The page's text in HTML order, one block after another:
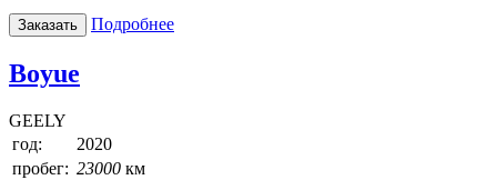
Заказать Подробнее
Boyue
GEELY
год:
2020
пробег: 23000 км